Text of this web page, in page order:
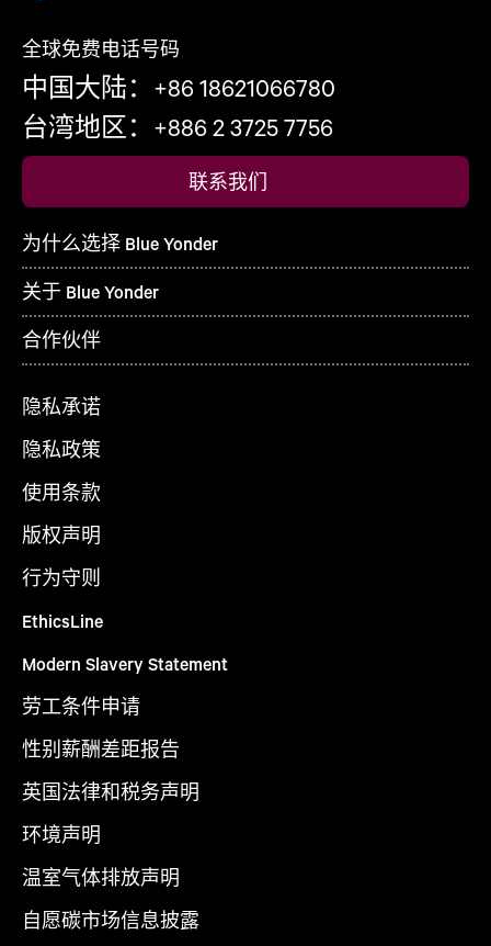
全球免费电话号码
中国大陆：+86 18621066780
台湾地区：+886 2 3725 7756
联系我们
为什么选择 Blue Yonder
关于 Blue Yonder
合作伙伴
隐私承诺
隐私政策
使用条款
版权声明
行为守则
EthicsLine
Modern Slavery Statement
劳工条件申请
性别薪酬差距报告
英国法律和税务声明
环境声明
温室气体排放声明
自愿碳市场信息披露